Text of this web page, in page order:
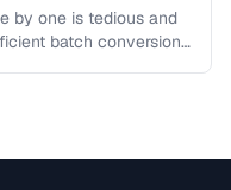
by one is tedious and
batch conversion